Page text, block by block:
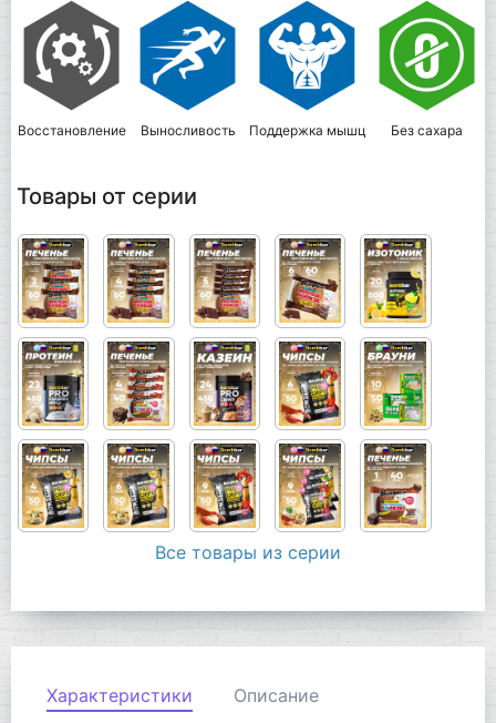
Восстановление Выносливость Поддержка мышц Без сахара
Товары от серии
Все товары из серии
Характеристики Описание